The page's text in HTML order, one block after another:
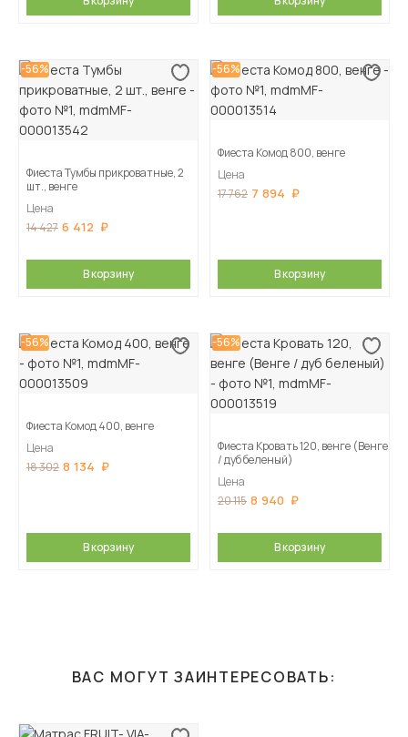
-56%
Фиеста Тумбы прикроватные, 2
шт., венге
Цена
14 427 6 412
В корзину
-56%
Фиеста Комод 800, венге
Цена
17 762 7 894
В корзину
-56%
Фиеста Комод 400, венге
Цена
18 302 8 134
В корзину
-56%
Фиеста Кровать 120, венге (Венге
/ дуб беленый)
Цена
20 115 8 940
В корзину
ВАС МОГУТ ЗАИНТЕРЕСОВАТЬ: